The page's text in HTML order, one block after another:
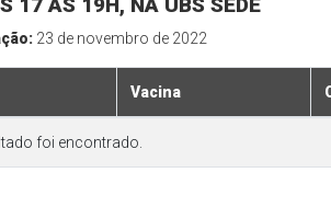
23 de novembro de 2022
Vacina
foi encontrado.